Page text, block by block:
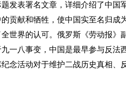
发表署名文章，详细介绍了中国
贡献和牺牲，使中国实至名归成
世界的认可。俄罗斯《劳动报》
一八事变，中国是最早参与反法
念活动对于维护二战历史真相、